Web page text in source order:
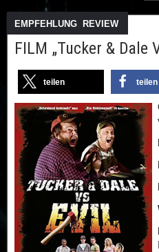
EMPFEHLUNG REVIEW
FILM „Tucker & Dale
teilen teilen